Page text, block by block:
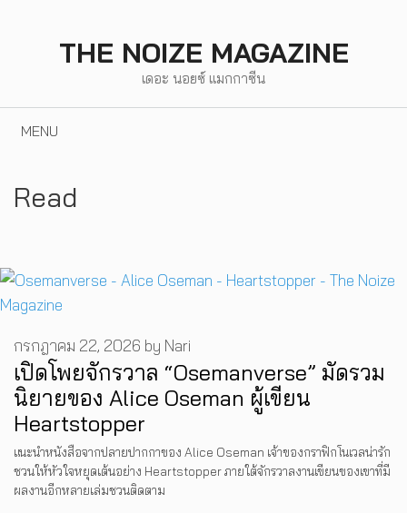
THE NOIZE MAGAZINE
เดอะ นอยซ์ แมกกาซีน
MENU
Read
เปิดโพยจักรวาล “Osemanverse” มัดรวม
นิยายของ Alice Oseman ผู้เขียน
Heartstopper
กรกฎาคม 22, 2026 by Nari
แนะนำหนังสือจากปลายปากกาของ Alice Oseman เจ้าของกราฟิกโนเวลน่ารัก
ชวนให้หัวใจหยุดเต้นอย่าง Heartstopper ภายใต้จักรวาลงานเขียนของเขาที่มี
ผลงานอีกหลายเล่มชวนติดตาม